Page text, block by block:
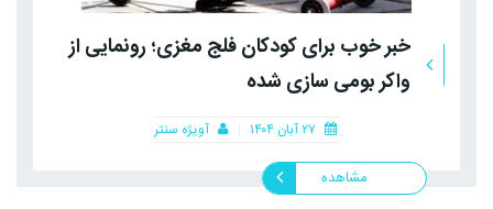
خبر خوب برای کودکان فلج مغزی؛ رونمایی از
واکر بومی سازی شده
آویژه سنتر
مشاهده